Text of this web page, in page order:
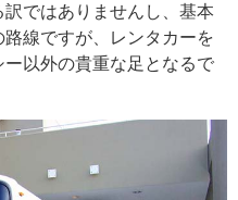
ではありませんし、基本
線ですが、レンタカーを
以外の貴重な足となるで